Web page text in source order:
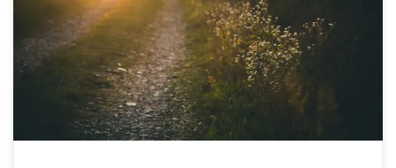
l’objet d’un engouement extraordinaire à travers toute
la France, et Michel Meignant et Mário Viana préparent
aujourd’hui la suite : Les chemins de l’empathie. Le film
devrait voir le jour en septembre 2018. […]